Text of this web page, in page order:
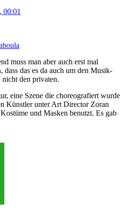
00:01
muss man aber auch erst mal
dass das es da auch um den Musik-
den privaten.
eine Szene die choreografiert wurde
Künstler unter Art Director Zoran
und Masken benutzt. Es gab